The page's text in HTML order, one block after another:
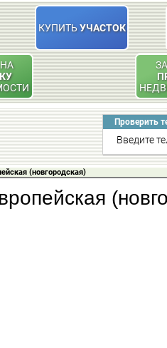
КУПИТЬУЧАСТОК
Проверить
Введите
(новгородская)